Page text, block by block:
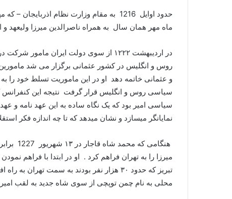
حدود اوایل 1216 به مقام وزارت نظام
ماه مهر همان سال به همراه ناصرالدین میرزا ولیعهد و
در اردیبهشت ۱۲۲۲ از سوی دولت ایران
روس و انگلیس در کشور عثمانی برگزار می شد مامورین
و عثمانی خاتمه دهد او در این ماموریت تسلط خود را
سیاسی روس و انگلیس قرار گرفت نتیجه این کنفرانس
سیاسی امیر بود که یک نگاه ساده به این عهد نامه و
نمایانگر میسازد و نشان میدهد که تا چه اندازه فکر
تبریز که حدود ۳۰ هزار نفر بودند به سمت
محلی به نام چمن توپچی از سوی شاه جدید به لقب